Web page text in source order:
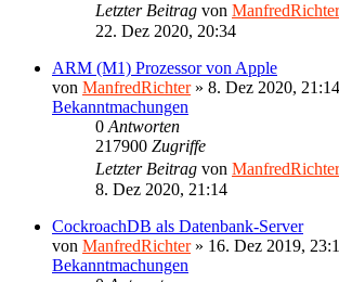
Letzter Beitrag von ManfredRichter
22. Dez 2020, 20:34
ARM (M1) Prozessor von Apple
von ManfredRichter» 8. Dez 2020, 21:14
Bekanntmachungen
0 Antworten
217900 Zugriffe
Letzter Beitrag von ManfredRichter
8. Dez 2020, 21:14
CockroachDB als Datenbank-Server
von ManfredRichter» 16. Dez 2019,
Bekanntmachungen